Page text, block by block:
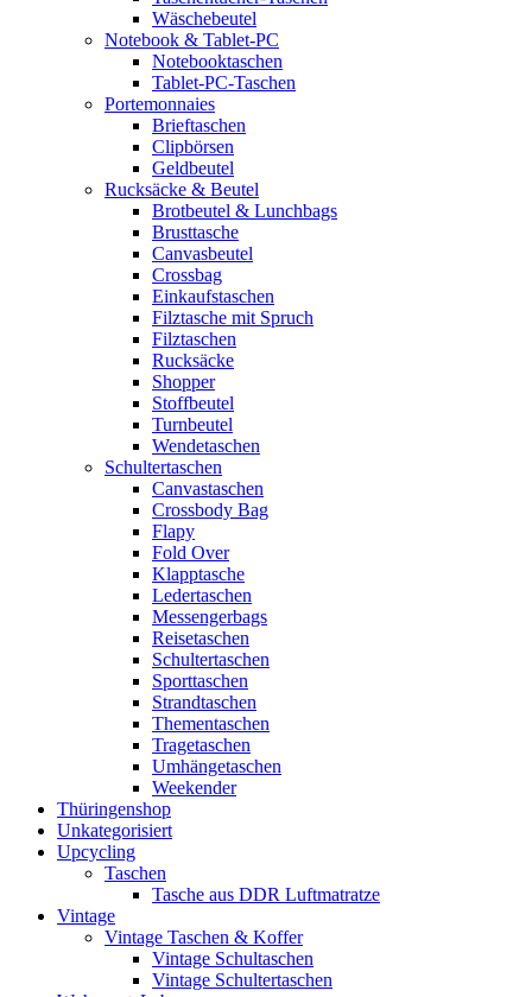
Wäschebeutel
Notebook & Tablet-PC
Notebooktaschen
Tablet-PC-Taschen
Portemonnaies
Brieftaschen
Clipbörsen
Geldbeutel
Rucksäcke & Beutel
Brotbeutel & Lunchbags
Brusttasche
Canvasbeutel
Crossbag
Einkaufstaschen
Filztasche mit Spruch
Filztaschen
Rucksäcke
Shopper
Stoffbeutel
Turnbeutel
Wendetaschen
Schultertaschen
Canvastaschen
Crossbody Bag
Flapy
Fold Over
Klapptasche
Ledertaschen
Messengerbags
Reisetaschen
Schultertaschen
Sporttaschen
Strandtaschen
Thementaschen
Tragetaschen
Umhängetaschen
Weekender
Thüringenshop
Unkategorisiert
Upcycling
Taschen
Tasche aus DDR Luftmatratze
Vintage
Vintage Taschen & Koffer
Vintage Schultaschen
Vintage Schultertaschen